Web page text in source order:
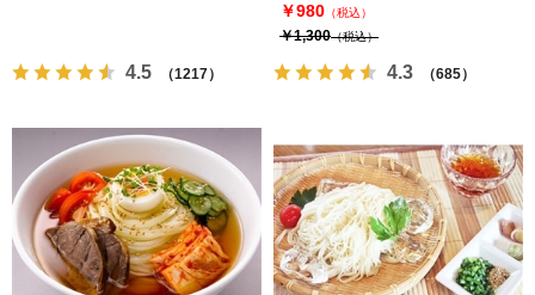
4.5 （1217）
￥980 （税込）
￥1,300（税込）
4.3 （685）